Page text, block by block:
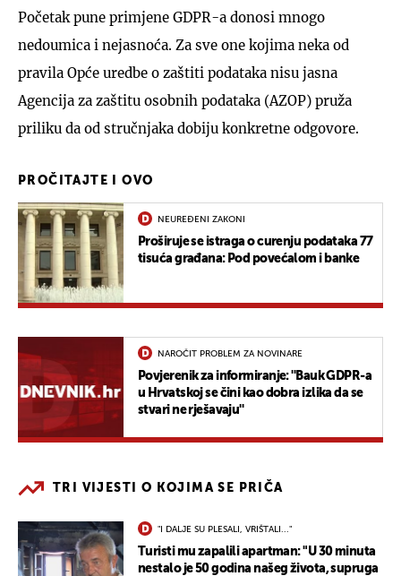
Početak pune primjene GDPR-a donosi mnogo
nedoumica i nejasnoća. Za sve one kojima neka od
pravila Opće uredbe o zaštiti podataka nisu jasna
Agencija za zaštitu osobnih podataka (AZOP) pruža
priliku da od stručnjaka dobiju konkretne odgovore.
PROČITAJTE I OVO
NEUREĐENI ZAKONI
Proširuje se istraga o curenju podataka 77
tisuća građana: Pod povećalom i banke
NAROČIT PROBLEM ZA NOVINARE
Povjerenik za informiranje: ''Bauk GDPR-a
u Hrvatskoj se čini kao dobra izlika da se
stvari ne rješavaju''
TRI VIJESTI O KOJIMA SE PRIČA
"I DALJE SU PLESALI, VRIŠTALI..."
Turisti mu zapalili apartman: "U 30 minuta
nestalo je 50 godina našeg života, supruga